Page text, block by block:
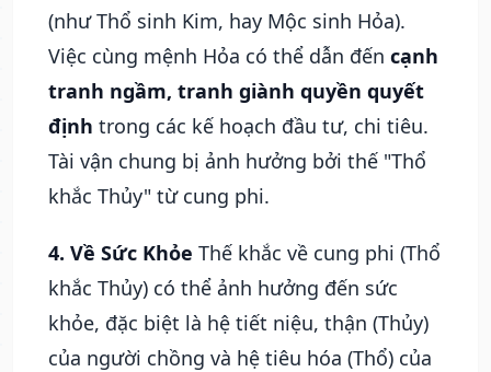
(như Thổ sinh Kim, hay Mộc sinh Hỏa).
Việc cùng mệnh Hỏa có thể dẫn đến cạnh
tranh ngầm, tranh giành quyền quyết
định trong các kế hoạch đầu tư, chi tiêu.
Tài vận chung bị ảnh hưởng bởi thế "Thổ
khắc Thủy" từ cung phi.
4. Về Sức Khỏe Thế khắc về cung phi (Thổ
khắc Thủy) có thể ảnh hưởng đến sức
khỏe, đặc biệt là hệ tiết niệu, thận (Thủy)
của người chồng và hệ tiêu hóa (Thổ) của